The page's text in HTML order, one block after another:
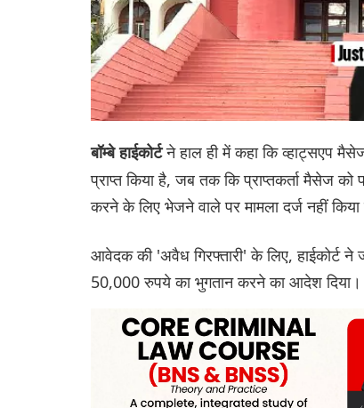
बॉम्बे हाईकोर्टने हाल ही में कहा कि व्हाट्सएप
प्राप्त किया है, जब तक कि प्राप्तकर्ता मैसेज को
करने के लिए भेजने वाले पर मामला दर्ज नहीं
आवेदक की 'अवैध गिरफ्तारी' के लिए,
50,000 रुपये का भुगतान करने का आदेश दिया।